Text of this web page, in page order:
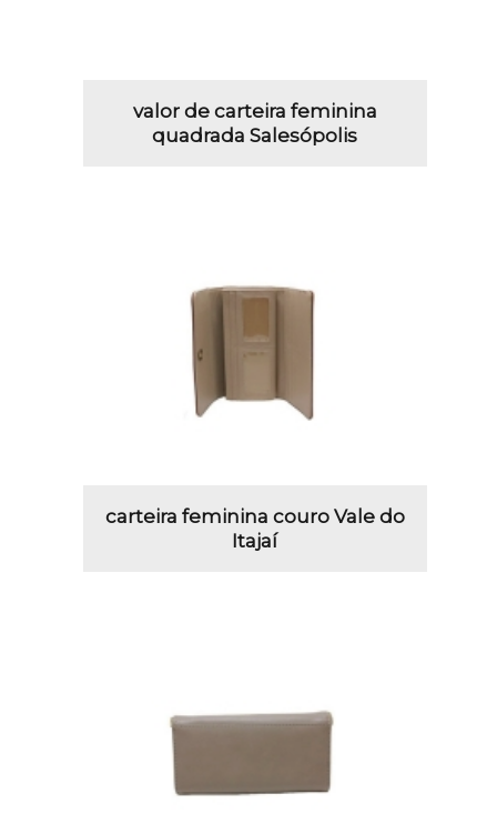
valor de carteira feminina
quadrada Salesópolis
carteira feminina couro Vale do
Itajaí